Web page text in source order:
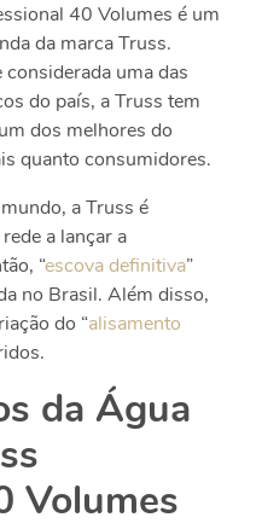
40 Volumes é um
da marca Truss.
uma das
do país, a Truss tem
dos melhores do
quanto consumidores.
a Truss é
a lançar a
“escova definitiva”
no Brasil. Além disso,
do “alisamento
da Água
Volumes